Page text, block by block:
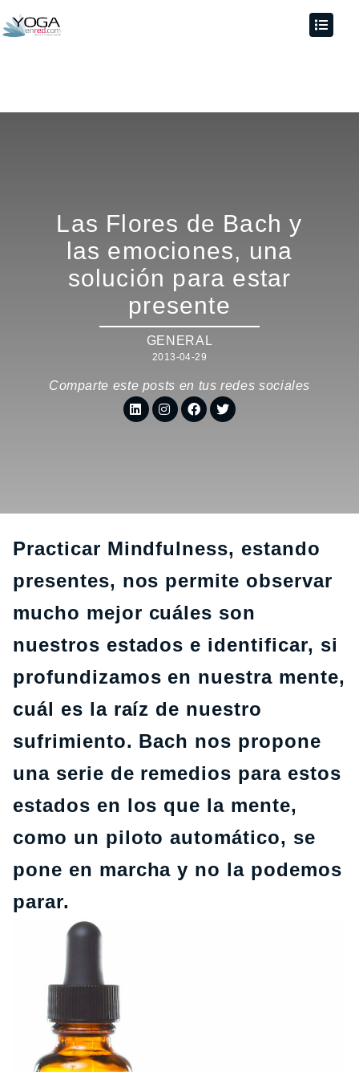
Las Flores de Bach y
las emociones, una
solución para estar
presente
GENERAL
2013-04-29
Comparte este posts en tus redes sociales
Practicar Mindfulness, estando
presentes, nos permite observar
mucho mejor cuáles son
nuestros estados e identificar, si
profundizamos en nuestra mente,
cuál es la raíz de nuestro
sufrimiento. Bach nos propone
una serie de remedios para estos
estados en los que la mente,
como un piloto automático, se
pone en marcha y no la podemos
parar.